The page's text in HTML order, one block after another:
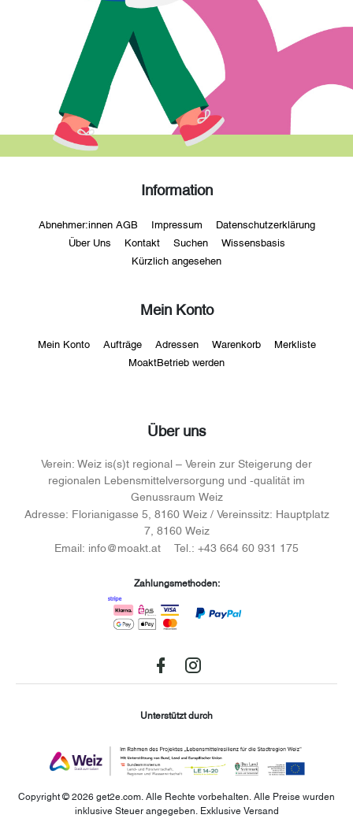
Information
Abnehmer:innen AGB Impressum Datenschutzerklärung
Über Uns Kontakt Suchen Wissensbasis
Kürzlich angesehen
Mein Konto
Mein Konto Aufträge Adressen Warenkorb Merkliste
MoaktBetrieb werden
Über uns
Verein: Weiz is(s)t regional – Verein zur Steigerung der
regionalen Lebensmittelversorgung und -qualität im
Genussraum Weiz
Adresse: Florianigasse 5, 8160 Weiz / Vereinssitz: Hauptplatz
7, 8160 Weiz
Email: info@moakt.at Tel.: +43 664 60 931 175
Zahlungsmethoden:
Unterstützt durch
Copyright © 2026 get2e.com. Alle Rechte vorbehalten. Alle Preise wurden
inklusive Steuer angegeben. Exklusive Versand